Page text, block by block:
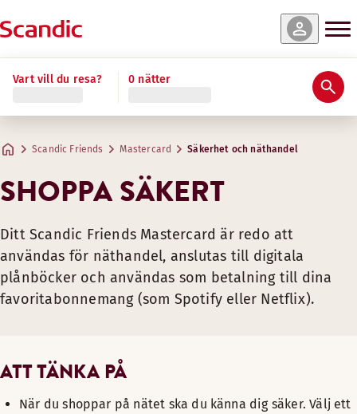
Vart vill du resa? 0 nätter
Scandic Friends Mastercard Säkerhet och näthandel
SHOPPA SÄKERT
Ditt Scandic Friends Mastercard är redo att
användas för näthandel, anslutas till digitala
plånböcker och användas som betalning till dina
favoritabonnemang (som Spotify eller Netflix).
ATT TÄNKA PÅ
När du shoppar på nätet ska du känna dig säker. Välj ett
Förvara ditt kort säkert och var på din vakt, särskilt på
Dubbelkolla alltid innan du godkänner ett köp. När du
Lämna inte ut kortnummer, koder eller personliga
Om ditt kort tappas bort eller blir stulet, ring oss på +46
Se till att ditt mobilnummer är registrerat i Spendwise-